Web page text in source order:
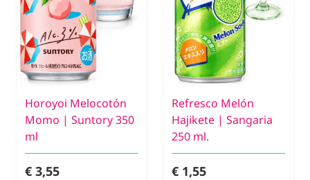
Horoyoi Melocotón
Momo | Suntory 350
ml
€ 3,55
Refresco Melón
Hajikete | Sangaria
250 ml.
€ 1,55